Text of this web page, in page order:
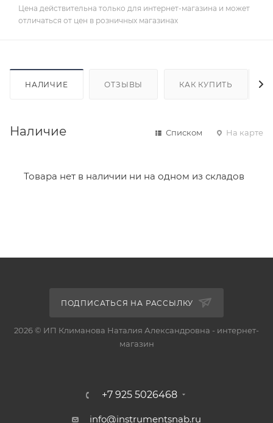
Цена действительна только для интернет-магазина и может
отличаться от цен в розничных магазинах
НАЛИЧИЕ ОТЗЫВЫ КАК КУПИТЬ
Наличие Списком На карте
Товара нет в наличии ни на одном из складов
ПОДПИСАТЬСЯ НА РАССЫЛКУ
2026 © ИП Климанова Наталия Александровна - интернет-
магазин
+7 925 5026468
info@instrumentsnab.ru